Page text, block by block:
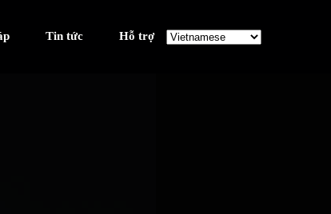
Tin tức Hỗ trợ